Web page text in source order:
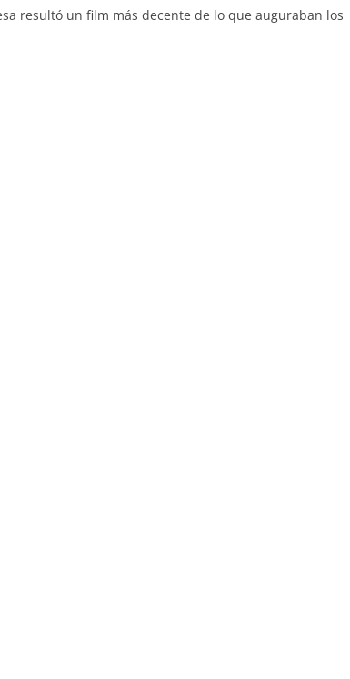
resultó un film más decente de lo que auguraban los